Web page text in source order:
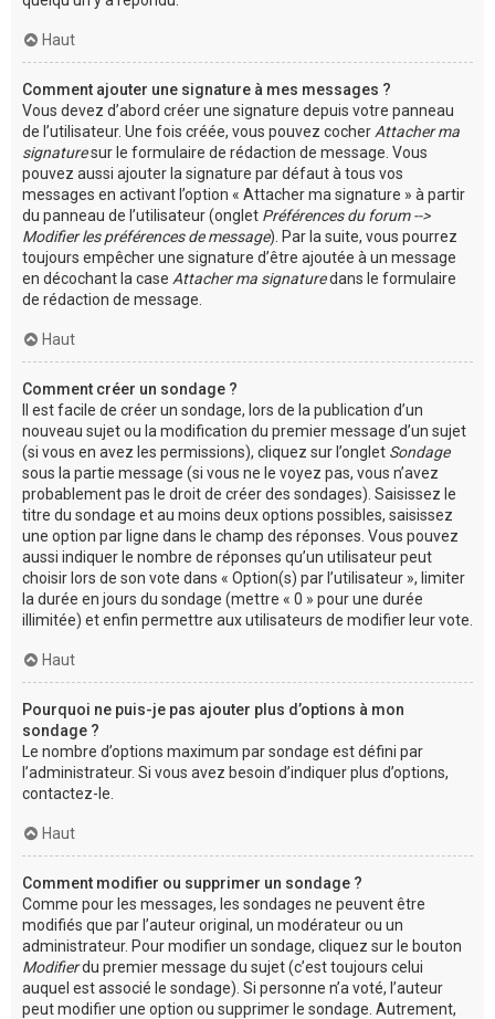
Haut
Comment ajouter une signature à mes messages ?
Vous devez d’abord créer une signature depuis votre panneau
de l’utilisateur. Une fois créée, vous pouvez cocher Attacher ma
signaturesur le formulaire de rédaction de message. Vous
pouvez aussi ajouter la signature par défaut à tous vos
messages en activant l’option « Attacher ma signature » à partir
du panneau de l’utilisateur (onglet Préférences du forum -->
Modifier les préférences de message). Par la suite, vous pourrez
toujours empêcher une signature d’être ajoutée à un message
en décochant la case Attacher ma signaturedans le formulaire
de rédaction de message.
Haut
Comment créer un sondage ?
Il est facile de créer un sondage, lors de la publication d’un
nouveau sujet ou la modification du premier message d’un sujet
(si vous en avez les permissions), cliquez sur l’onglet Sondage
sous la partie message (si vous ne le voyez pas, vous n’avez
probablement pas le droit de créer des sondages). Saisissez le
titre du sondage et au moins deux options possibles, saisissez
une option par ligne dans le champ des réponses. Vous pouvez
aussi indiquer le nombre de réponses qu’un utilisateur peut
choisir lors de son vote dans « Option(s) par l’utilisateur », limiter
la durée en jours du sondage (mettre « 0 » pour une durée
illimitée) et enfin permettre aux utilisateurs de modifier leur vote.
Haut
Pourquoi ne puis-je pas ajouter plus d’options à mon
sondage ?
Le nombre d’options maximum par sondage est défini par
l’administrateur. Si vous avez besoin d’indiquer plus d’options,
contactez-le.
Haut
Comment modifier ou supprimer un sondage ?
Comme pour les messages, les sondages ne peuvent être
modifiés que par l’auteur original, un modérateur ou un
administrateur. Pour modifier un sondage, cliquez sur le bouton
Modifierdu premier message du sujet (c’est toujours celui
auquel est associé le sondage). Si personne n’a voté, l’auteur
peut modifier une option ou supprimer le sondage. Autrement,